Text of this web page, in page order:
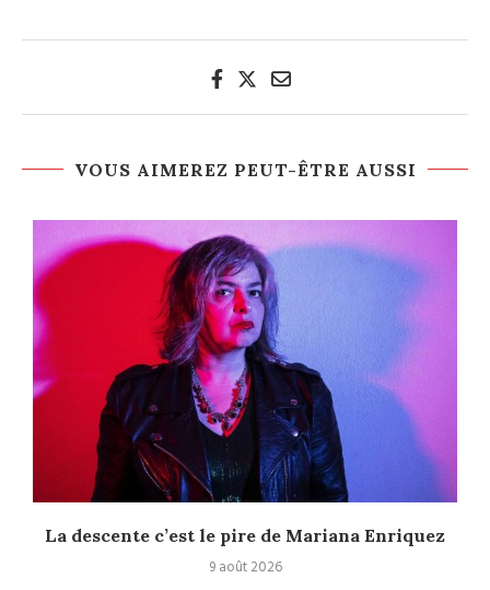
VOUS AIMEREZ PEUT-ÊTRE AUSSI
La descente c’est le pire de Mariana Enriquez
9 août 2026